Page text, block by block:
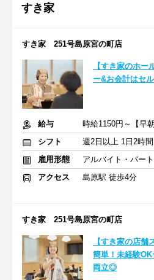
すき家
すき家 251号島原宮の町店
【すき家のホ
ー&お会計はセ
給与
シフト
週2日以上 1日2時
雇用形態
アルバイト・パート
アクセス
島原駅 徒歩4分
すき家 251号島原宮の町店
【すき家の店
簡単！未経験
両立◎